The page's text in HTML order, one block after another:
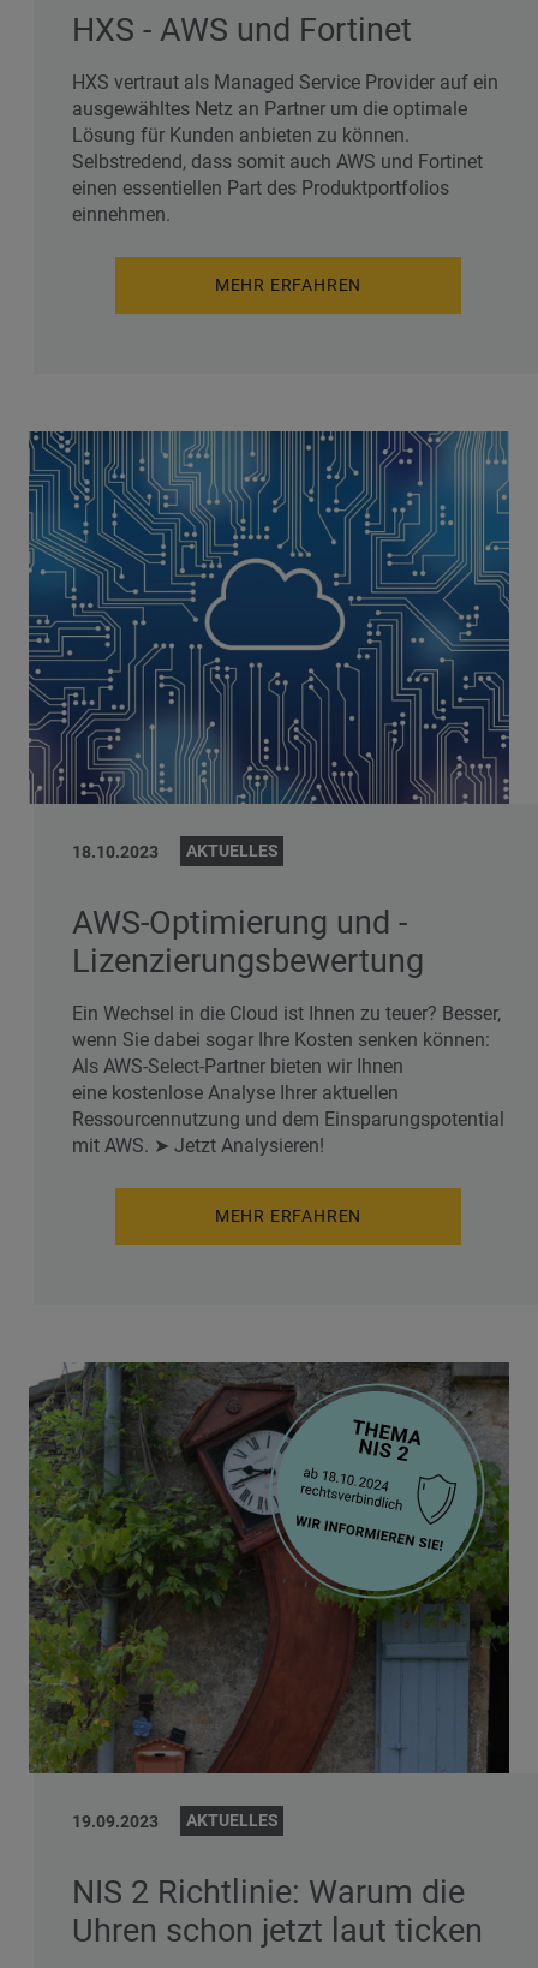
HXS - AWS und Fortinet
HXS vertraut als Managed Service Provider auf ein
ausgewähltes Netz an Partner um die optimale
Lösung für Kunden anbieten zu können.
Selbstredend, dass somit auch AWS und Fortinet
einen essentiellen Part des Produktportfolios
einnehmen.
MEHR ERFAHREN
18.10.2023 AKTUELLES
AWS-Optimierung und -
Lizenzierungsbewertung
Ein Wechsel in die Cloud ist Ihnen zu teuer? Besser,
wenn Sie dabei sogar Ihre Kosten senken können:
Als AWS-Select-Partner bieten wir Ihnen
eine kostenlose Analyse Ihrer aktuellen
Ressourcennutzung und dem Einsparungspotential
mit AWS. ➤ Jetzt Analysieren!
MEHR ERFAHREN
19.09.2023 AKTUELLES
NIS 2 Richtlinie: Warum die
Uhren schon jetzt laut ticken